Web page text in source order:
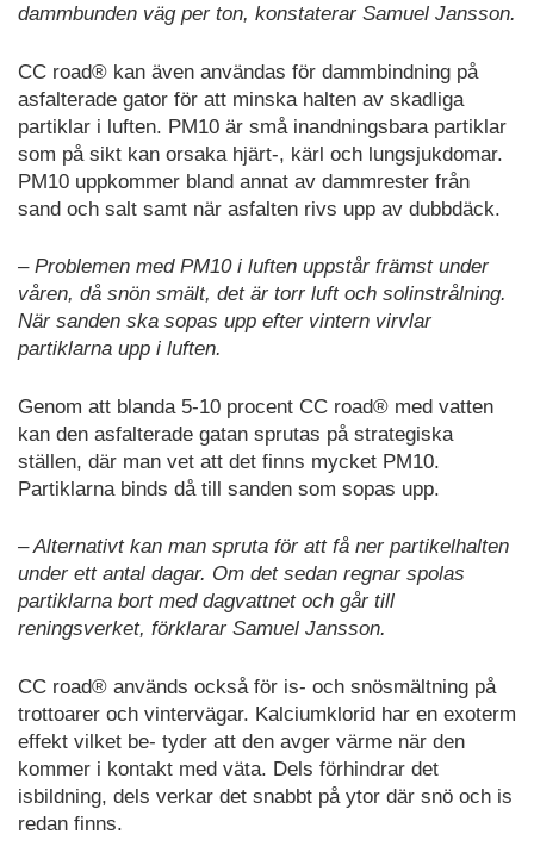
dammbunden väg per ton, konstaterar Samuel Jansson.
CC road® kan även användas för dammbindning på
asfalterade gator för att minska halten av skadliga
partiklar i luften. PM10 är små inandningsbara partiklar
som på sikt kan orsaka hjärt-, kärl och lungsjukdomar.
PM10 uppkommer bland annat av dammrester från
sand och salt samt när asfalten rivs upp av dubbdäck.
– Problemen med PM10 i luften uppstår främst under
våren, då snön smält, det är torr luft och solinstrålning.
När sanden ska sopas upp efter vintern virvlar
partiklarna upp i luften.
Genom att blanda 5-10 procent CC road® med vatten
kan den asfalterade gatan sprutas på strategiska
ställen, där man vet att det finns mycket PM10.
Partiklarna binds då till sanden som sopas upp.
– Alternativt kan man spruta för att få ner partikelhalten
under ett antal dagar. Om det sedan regnar spolas
partiklarna bort med dagvattnet och går till
reningsverket, förklarar Samuel Jansson.
CC road® används också för is- och snösmältning på
trottoarer och vintervägar. Kalciumklorid har en exoterm
effekt vilket be- tyder att den avger värme när den
kommer i kontakt med väta. Dels förhindrar det
isbildning, dels verkar det snabbt på ytor där snö och is
redan finns.